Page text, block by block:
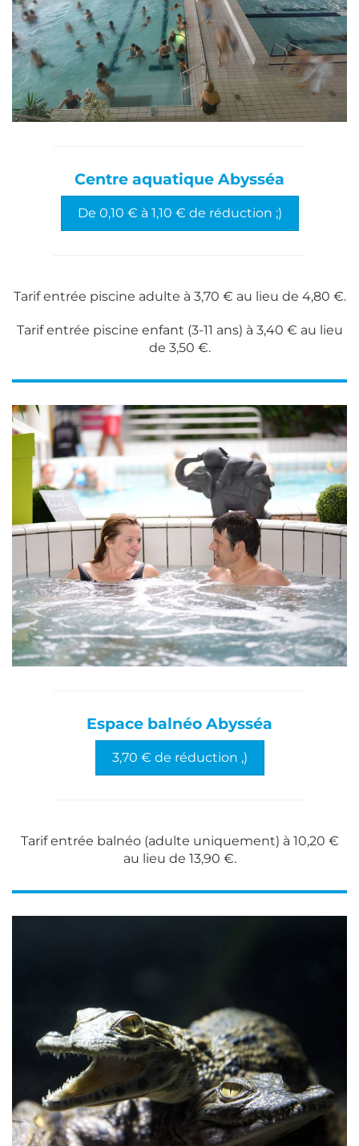
Centre aquatique Abysséa
De 0,10 € à 1,10 € de réduction ;)
Tarif entrée piscine adulte à 3,70 € au lieu de 4,80 €.
Tarif entrée piscine enfant (3-11 ans) à 3,40 € au lieu
de 3,50 €.
Espace balnéo Abysséa
3,70 € de réduction ,)
Tarif entrée balnéo (adulte uniquement) à 10,20 €
au lieu de 13,90 €.